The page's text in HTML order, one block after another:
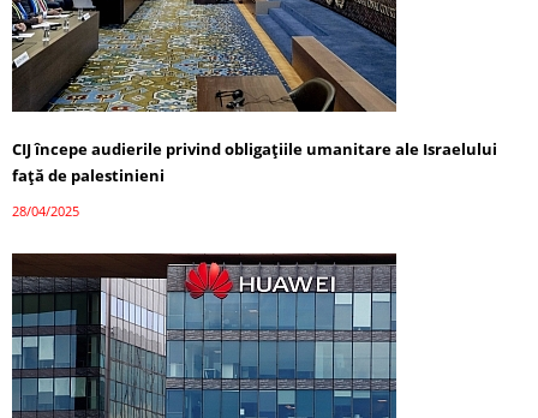
CIJ începe audierile privind obligațiile umanitare ale Israelului
față de palestinieni
28/04/2025